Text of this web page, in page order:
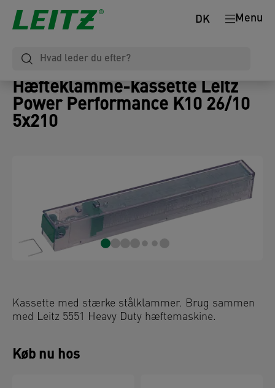
Menu
DK
Hæfteklamme-kassette Leitz
Power Performance K10 26/10
5x210
Kassette med stærke stålklammer. Brug sammen
med Leitz 5551 Heavy Duty hæftemaskine.
Køb nu hos